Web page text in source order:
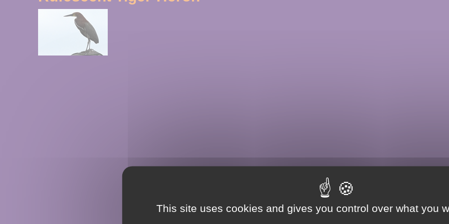
This site uses cookies and gives you control over what you